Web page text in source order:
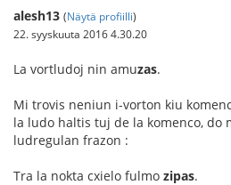
alesh13 (Näytä profiilli)
22. syyskuuta 2016 4.30.20
La vortludoj nin amuzas.
Mi trovis neniun i-vorton kiu
la ludo haltis tuj de la komenco, do
ludregulan frazon :
Tra la nokta cxielo fulmo zipas.